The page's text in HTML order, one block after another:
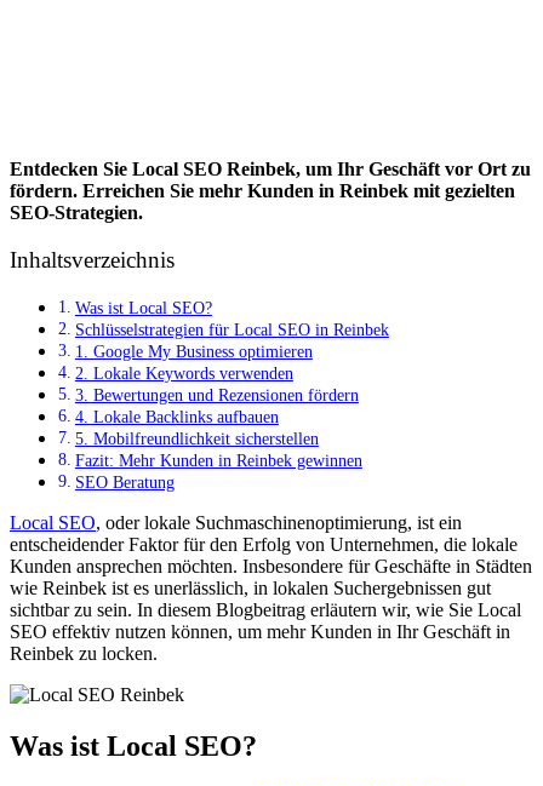
Entdecken Sie Local SEO Reinbek, um Ihr Geschäft vor Ort zu
fördern. Erreichen Sie mehr Kunden in Reinbek mit gezielten
SEO-Strategien.
Inhaltsverzeichnis
Was ist Local SEO?
Schlüsselstrategien für Local SEO in Reinbek
1. Google My Business optimieren
2. Lokale Keywords verwenden
3. Bewertungen und Rezensionen fördern
4. Lokale Backlinks aufbauen
5. Mobilfreundlichkeit sicherstellen
Fazit: Mehr Kunden in Reinbek gewinnen
SEO Beratung
Local SEO, oder lokale Suchmaschinenoptimierung, ist ein
entscheidender Faktor für den Erfolg von Unternehmen, die lokale
Kunden ansprechen möchten. Insbesondere für Geschäfte in Städten
wie Reinbek ist es unerlässlich, in lokalen Suchergebnissen gut
sichtbar zu sein. In diesem Blogbeitrag erläutern wir, wie Sie Local
SEO effektiv nutzen können, um mehr Kunden in Ihr Geschäft in
Reinbek zu locken.
Was ist Local SEO?